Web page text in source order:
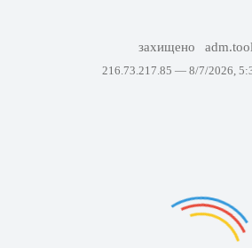
захищено
216.73.217.85 — 8/7/2026,